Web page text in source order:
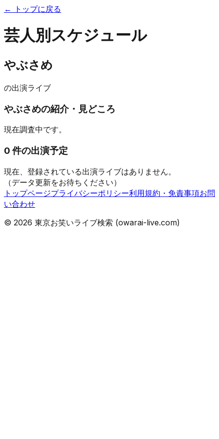
← トップに戻る
芸人別スケジュール
やぶさめ
の出演ライブ
やぶさめの紹介・見どころ
現在調査中です。
0 件の出演予定
現在、登録されている出演ライブはありません。
（データ更新をお待ちください）
トップページプライバシーポリシー利用規約・免責事項お問
い合わせ
© 2026 東京お笑いライブ検索 (owarai-live.com)